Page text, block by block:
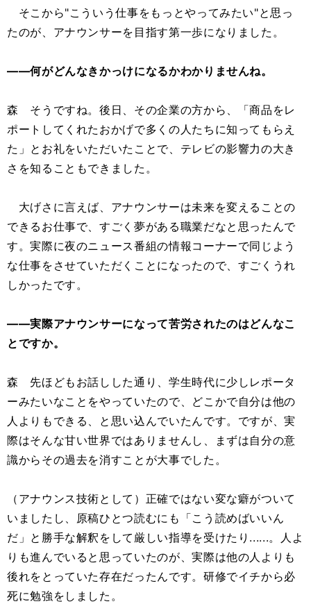
そこから"こういう仕事をもっとやってみたい"と思っ
たのが、アナウンサーを目指す第一歩になりました。
――何がどんなきかっけになるかわかりませんね。
森 そうですね。後日、その企業の方から、「商品をレ
ポートしてくれたおかげで多くの人たちに知ってもらえ
た」とお礼をいただいたことで、テレビの影響力の大き
さを知ることもできました。
大げさに言えば、アナウンサーは未来を変えることの
できるお仕事で、すごく夢がある職業だなと思ったんで
す。実際に夜のニュース番組の情報コーナーで同じよう
な仕事をさせていただくことになったので、すごくうれ
しかったです。
――実際アナウンサーになって苦労されたのはどんなこ
とですか。
森 先ほどもお話しした通り、学生時代に少しレポータ
ーみたいなことをやっていたので、どこかで自分は他の
人よりもできる、と思い込んでいたんです。ですが、実
際はそんな甘い世界ではありませんし、まずは自分の意
識からその過去を消すことが大事でした。
（アナウンス技術として）正確ではない変な癖がついて
いましたし、原稿ひとつ読むにも「こう読めばいいん
だ」と勝手な解釈をして厳しい指導を受けたり......。人よ
りも進んでいると思っていたのが、実際は他の人よりも
後れをとっていた存在だったんです。研修でイチから必
死に勉強をしました。